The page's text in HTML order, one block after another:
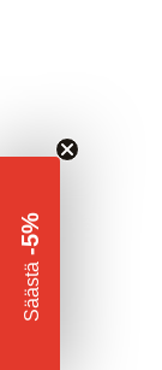
Säästä
-5%